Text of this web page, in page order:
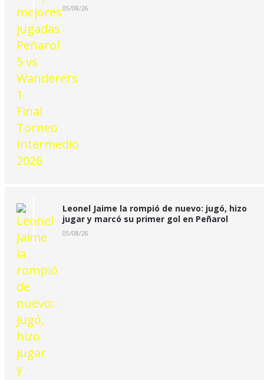
05/08/26
Leonel Jaime la rompió de nuevo: jugó, hizo
jugar y marcó su primer gol en Peñarol
05/08/26